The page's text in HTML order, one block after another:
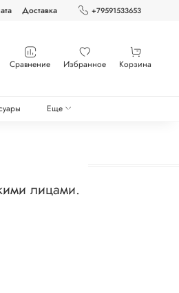
Доставка +79591533653
Сравнение Избранное Корзина
Еще
лицами.